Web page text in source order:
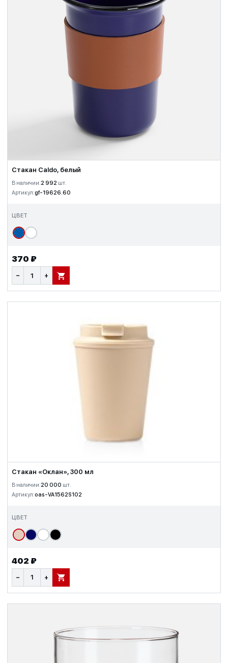
Стакан Caldo, белый
В наличии:2 992 шт.
Артикул:gf-19626.60
ЦВЕТ
370 ₽
− + В КОРЗИНУ
Стакан «Оклан», 300 мл
В наличии:20 000 шт.
Артикул:oas-VA1562S102
ЦВЕТ
402 ₽
− + В КОРЗИНУ